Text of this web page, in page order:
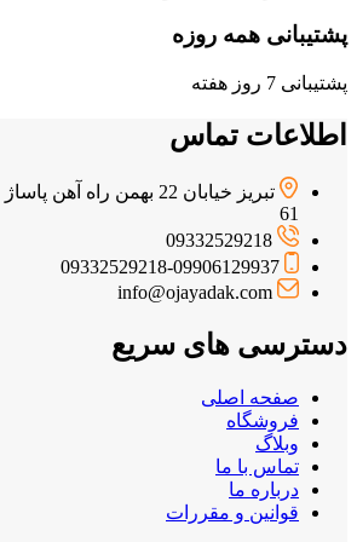
پشتیبانی همه روزه
پشتیبانی 7 روز هفته
اطلاعات تماس
تبریز خیابان 22 بهمن راه
61
09332529218
09332529218-09906129937
info@ojayadak.com
دسترسی های سریع
صفحه اصلی
فروشگاه
وبلاگ
تماس با ما
درباره ما
قوانین و مقررات